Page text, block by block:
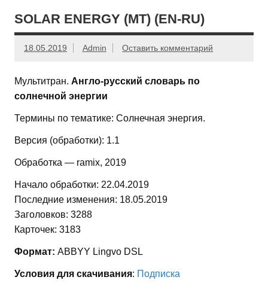
SOLAR ENERGY (MT) (EN-RU)
18.05.2019 Admin Оставить комментарий
Мультитран. Англо-русский словарь по
солнечной энергии
Термины по тематике: Солнечная энергия.
Версия (обработки): 1.1
Обработка — ramix, 2019
Начало обработки: 22.04.2019
Последние изменения: 18.05.2019
Заголовков: 3288
Карточек: 3183
Формат: ABBYY Lingvo DSL
Условия для скачивания: Подписка